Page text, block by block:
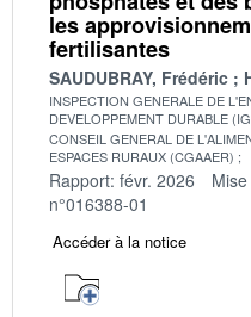
les
fertilisantes
SAUDUBRAY, Frédéric
INSPECTION GENERALE DE
DEVELOPPEMENT DURABLE
CONSEIL GENERAL DE
ESPACES RURAUX (CGAAER)
Rapport: févr. 2026
n°016388-01
Accéder à la notice